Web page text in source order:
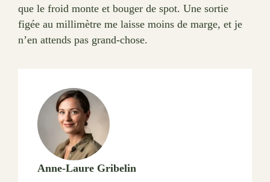
que le froid monte et bouger de spot. Une sortie
figée au millimètre me laisse moins de marge, et je
n’en attends pas grand-chose.
Anne-Laure Gribelin